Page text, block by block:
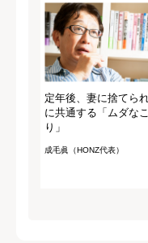
定年後、妻に捨てら
に共通する「ムダな
り」
成毛眞（HONZ代表）